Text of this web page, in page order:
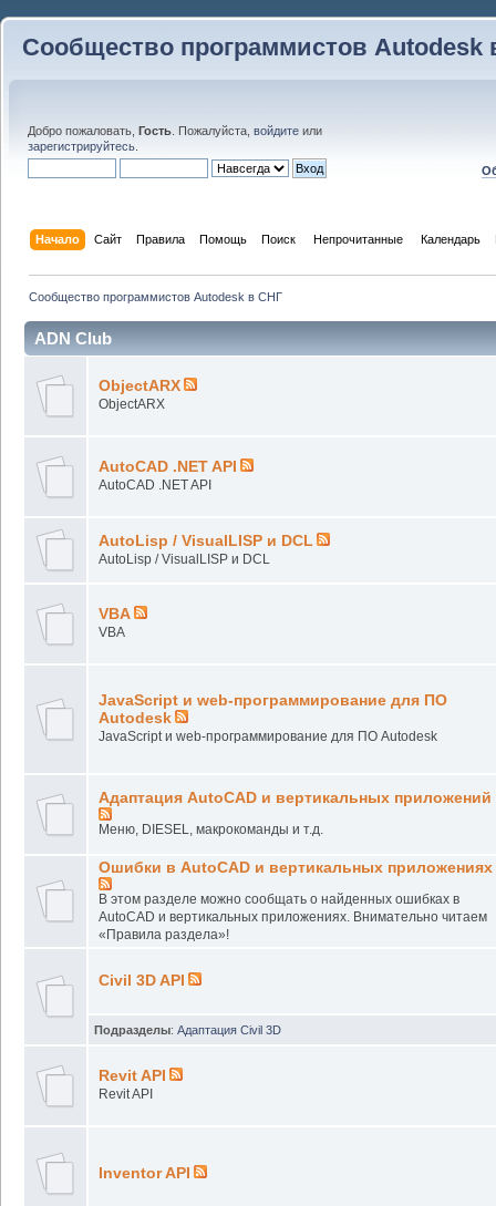
Сообщество программистов Autodesk
Добро пожаловать, Гость . Пожалуйста, войдите или
зарегистрируйтесь
Начало Сайт Правила Помощь Поиск Непрочитанные Календарь
Сообщество программистов Autodesk в СНГ
ADN Club
ObjectARX
ObjectARX
AutoCAD .NET API
AutoCAD .NET API
AutoLisp / VisualLISP и DCL
AutoLisp / VisualLISP и DCL
VBA
VBA
JavaScript и web-программирование для ПО
Autodesk
JavaScript и web-программирование для ПО Autodesk
Адаптация AutoCAD и вертикальных приложений
Меню, DIESEL, макрокоманды и т.д.
Ошибки в AutoCAD и вертикальных приложениях
В этом разделе можно сообщать о найденных ошибках в
AutoCAD и вертикальных приложениях. Внимательно читаем
«Правила раздела»!
Civil 3D API
Подразделы: Адаптация Civil 3D
Revit API
Revit API
Inventor API